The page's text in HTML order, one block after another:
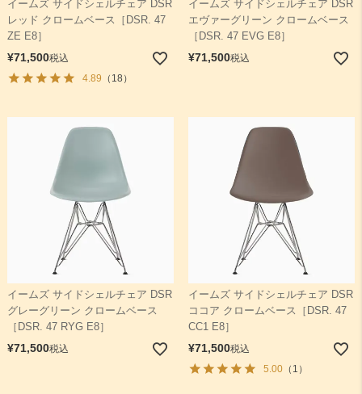
イームズ サイドシェルチェア DSR
レッド クロームベース［DSR. 47
ZE E8］
¥71,500税込
4.89 （18）
イームズ サイドシェルチェア DSR
エヴァーグリーン クロームベース
［DSR. 47 EVG E8］
¥71,500税込
イームズ サイドシェルチェア DSR
グレーグリーン クロームベース
［DSR. 47 RYG E8］
¥71,500税込
イームズ サイドシェルチェア DSR
ココア クロームベース［DSR. 47
CC1 E8］
¥71,500税込
5.00（1）